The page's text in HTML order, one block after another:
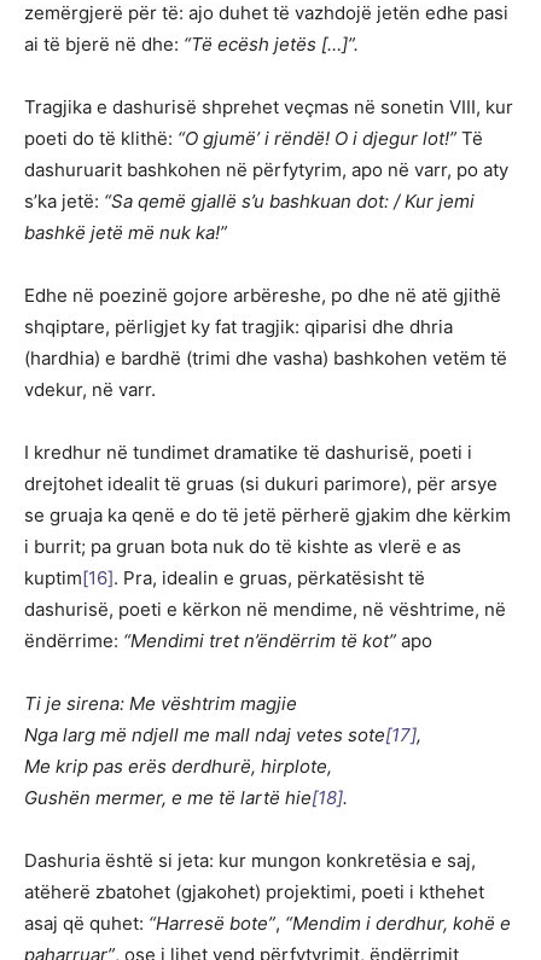
zemërgjerë për të: ajo duhet të vazhdojë jetën edhe pasi
ai të bjerë në dhe: “Të ecësh jetës […]”.
Tragjika e dashurisë shprehet veçmas në sonetin VIII, kur
poeti do të klithë: “O gjumë’ i rëndë! O i djegur lot!” Të
dashuruarit bashkohen në përfytyrim, apo në varr, po aty
s’ka jetë: “Sa qemë gjallë s’u bashkuan dot: / Kur jemi
bashkë jetë më nuk ka!”
Edhe në poezinë gojore arbëreshe, po dhe në atë gjithë
shqiptare, përligjet ky fat tragjik: qiparisi dhe dhria
(hardhia) e bardhë (trimi dhe vasha) bashkohen vetëm të
vdekur, në varr.
I kredhur në tundimet dramatike të dashurisë, poeti i
drejtohet idealit të gruas (si dukuri parimore), për arsye
se gruaja ka qenë e do të jetë përherë gjakim dhe kërkim
i burrit; pa gruan bota nuk do të kishte as vlerë e as
kuptim[16]. Pra, idealin e gruas, përkatësisht të
dashurisë, poeti e kërkon në mendime, në vështrime, në
ëndërrime: “Mendimi tret n’ëndërrim të kot” apo
Ti je sirena: Me vështrim magjie
Nga larg më ndjell me mall ndaj vetes sote[17],
Me krip pas erës derdhurë, hirplote,
Gushën mermer, e me të lartë hie[18].
Dashuria është si jeta: kur mungon konkretësia e saj,
atëherë zbatohet (gjakohet) projektimi, poeti i kthehet
asaj që quhet: “Harresë bote”, “Mendim i derdhur, kohë e
paharruar”, ose i lihet vend përfytyrimit, ëndërrimit